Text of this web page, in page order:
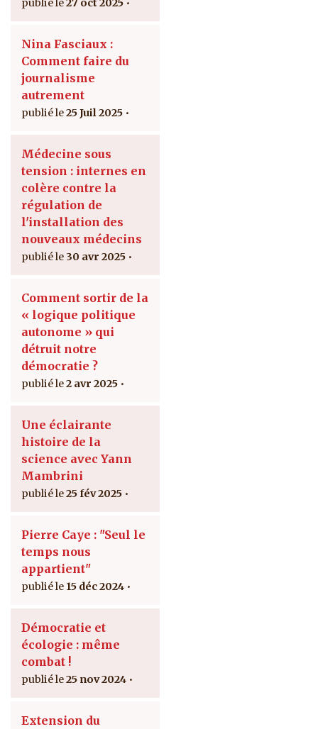
27 oct 2025
Nina Fasciaux :
Comment faire du
journalisme
autrement
25 Juil 2025
Médecine sous
tension : internes en
colère contre la
régulation de
l'installation des
nouveaux médecins
30 avr 2025
Comment sortir de la
« logique politique
autonome » qui
détruit notre
démocratie ?
2 avr 2025
Une éclairante
histoire de la
science avec Yann
Mambrini
25 fév 2025
Pierre Caye : "Seul le
temps nous
appartient"
15 déc 2024
Démocratie et
écologie : même
combat !
25 nov 2024
Extension du